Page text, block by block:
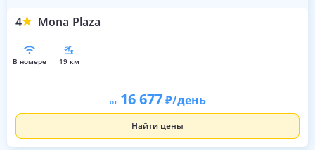
4 Mona Plaza
в номере 19 км
от 16 677 /день
Найти цены